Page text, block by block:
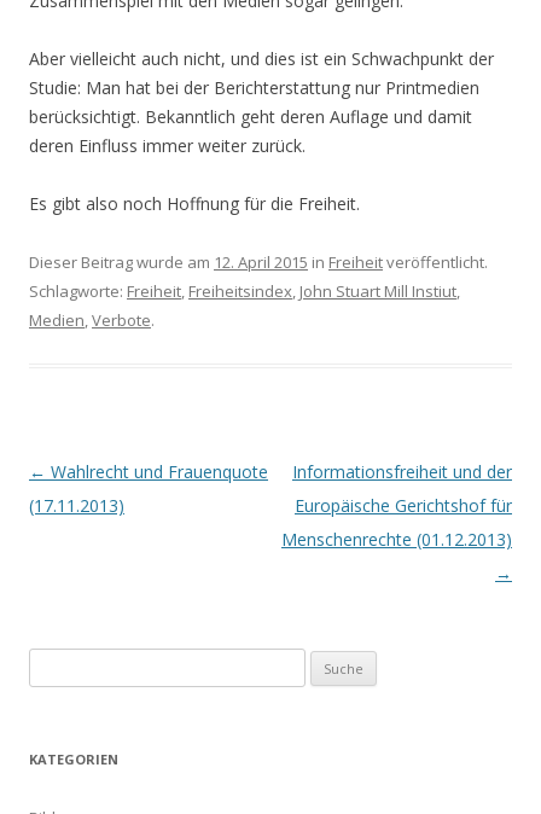
Aber vielleicht auch nicht, und dies ist ein Schwachpunkt der
Studie: Man hat bei der Berichterstattung nur Printmedien
berücksichtigt. Bekanntlich geht deren Auflage und damit
deren Einfluss immer weiter zurück.
Es gibt also noch Hoffnung für die Freiheit.
Dieser Beitrag wurde am 12. April 2015 in Freiheitveröffentlicht.
Schlagworte: Freiheit, Freiheitsindex, John Stuart Mill Instiut,
Medien,Verbote.
Beitrags-
Navigation
← Wahlrecht und Frauenquote
(17.11.2013)
Informationsfreiheit und der
Europäische Gerichtshof für
Menschenrechte (01.12.2013)
→
u
h
n
KATEGORIEN